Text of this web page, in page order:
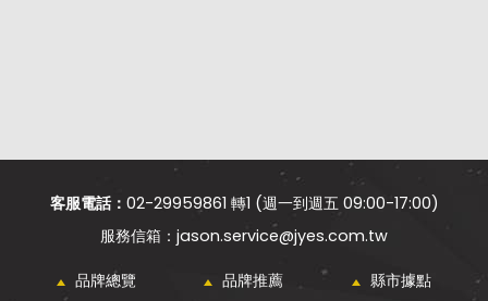
客服電話： 02-29959861 轉1 (週一到週五 09:00-17:00)
jason.service@jyes.com.tw
品牌總覽 品牌推薦 縣市據點